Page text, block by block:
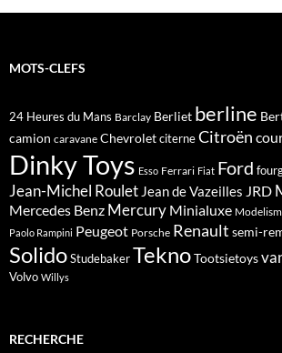
MOTS-CLEFS
24 Heures du Mans Barclay Berliet berline
camion caravane ChevroletciterneCitroën
Dinky Toys Esso Ferrari Fiat Ford
Jean-Michel Roulet Jean de Vazeilles JRD
Mercedes Benz Mercury Minialuxe
Paolo Rampini Peugeot Porsche Renault semi-
SolidoStudebakerTeknoTootsietoys
Volvo Willys
RECHERCHE